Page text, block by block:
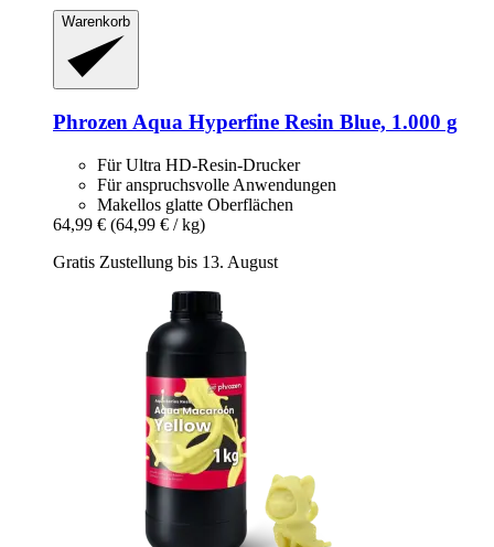
Warenkorb
Phrozen Aqua Hyperfine Resin Blue, 1.000 g
Für Ultra HD-Resin-Drucker
Für anspruchsvolle Anwendungen
Makellos glatte Oberflächen
64,99 € (64,99 € / kg)
Gratis Zustellung bis 13. August